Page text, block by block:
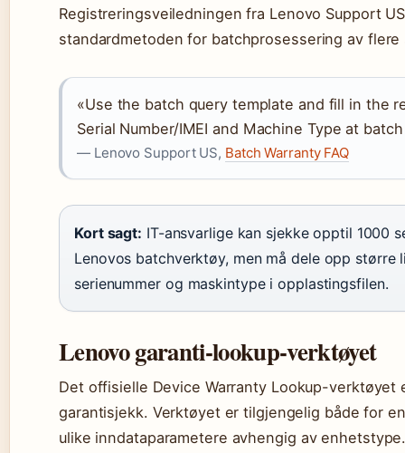
Registreringsveiledningen fra Lenovo Support
standardmetoden for batchprosessering av flere
«Use the batch query template and fill in the
Serial Number/IMEI and Machine Type at
— Lenovo Support US, Batch Warranty FAQ
Kort sagt: IT-ansvarlige kan sjekke opptil 1000
Lenovos batchverktøy, men må dele opp større
serienummer og maskintype i opplastingsfilen.
Lenovo garanti-lookup-verktøyet
Det offisielle Device Warranty Lookup-verktøyet
garantisjekk. Verktøyet er tilgjengelig både for
ulike inndataparametere avhengig av